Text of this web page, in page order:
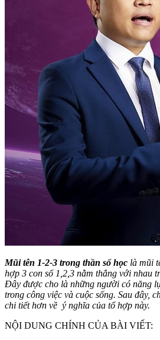
Mũi tên 1-2-3 trong thần số học là mũi
hợp 3 con số 1,2,3 nằm thẳng với nhau
Đây được cho là những người có năng
trong công việc và cuộc sống. Sau đây,
chi tiết hơn về ý nghĩa của tổ hợp này.
NỘI DUNG CHÍNH CỦA BÀI VIẾT: